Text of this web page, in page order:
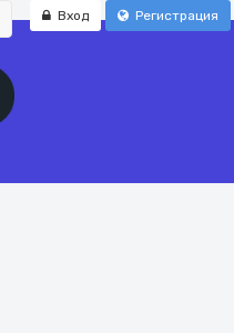
Вход Регистрация